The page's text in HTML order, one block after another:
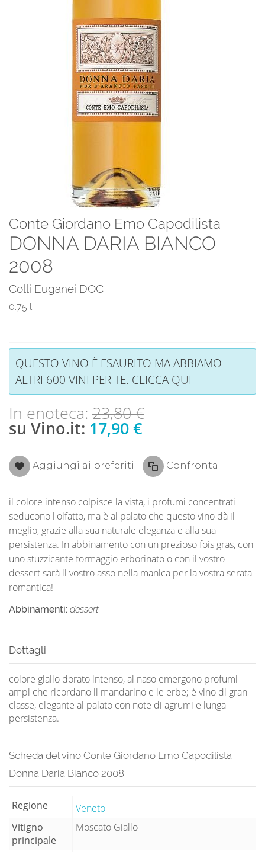
Conte Giordano Emo Capodilista
DONNA DARIA BIANCO
2008
Colli Euganei DOC
0.75 l
QUESTO VINO È ESAURITO MA ABBIAMO
ALTRI 600 VINI PER TE. CLICCAQUI
In enoteca: 23,80 €
su Vino.it: 17,90 €
Aggiungi ai preferiti Confronta
il colore intenso colpisce la vista, i profumi concentrati
seducono l'olfatto, ma è al palato che questo vino dà il
meglio, grazie alla sua naturale eleganza e alla sua
persistenza. In abbinamento con un prezioso fois gras, con
uno stuzzicante formaggio erborinato o con il vostro
dessert sarà il vostro asso nella manica per la vostra serata
romantica!
Abbinamenti: dessert
Dettagli
colore giallo dorato intenso, al naso emergono profumi
ampi che ricordano il mandarino e le erbe; è vino di gran
classe, elegante al palato con note di agrumi e lunga
persistenza.
Scheda del vino Conte Giordano Emo Capodilista
Donna Daria Bianco 2008
Regione
Veneto
Vitigno
principale
Moscato Giallo